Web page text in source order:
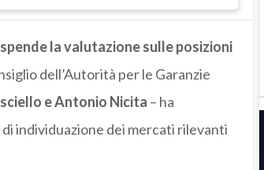
la valutazione sulle posizioni
dell’Autorità per le Garanzie
e Antonio Nicita – ha
individuazione dei mercati rilevanti